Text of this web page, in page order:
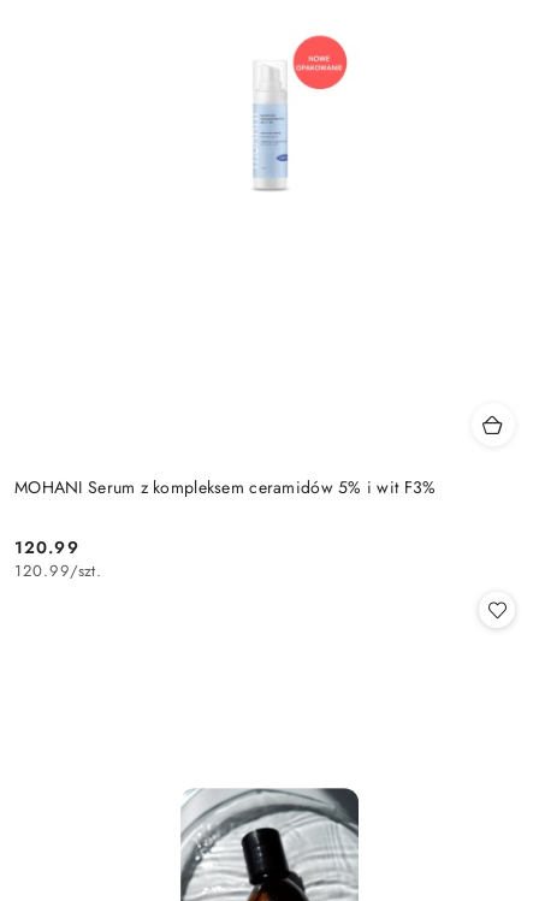
MOHANI Serum z kompleksem ceramidów 5% i wit F3%
Cena:
120.99
120.99/szt.